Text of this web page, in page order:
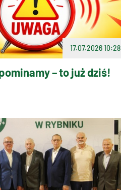
17.07.2026 10:28
– to już dziś!